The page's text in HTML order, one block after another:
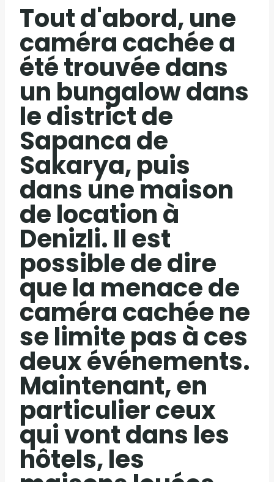
Tout d'abord, une
caméra cachée a
été trouvée dans
un bungalow dans
le district de
Sapanca de
Sakarya, puis
dans une maison
de location à
Denizli. Il est
possible de dire
que la menace de
caméra cachée ne
se limite pas à ces
deux événements.
Maintenant, en
particulier ceux
qui vont dans les
hôtels, les